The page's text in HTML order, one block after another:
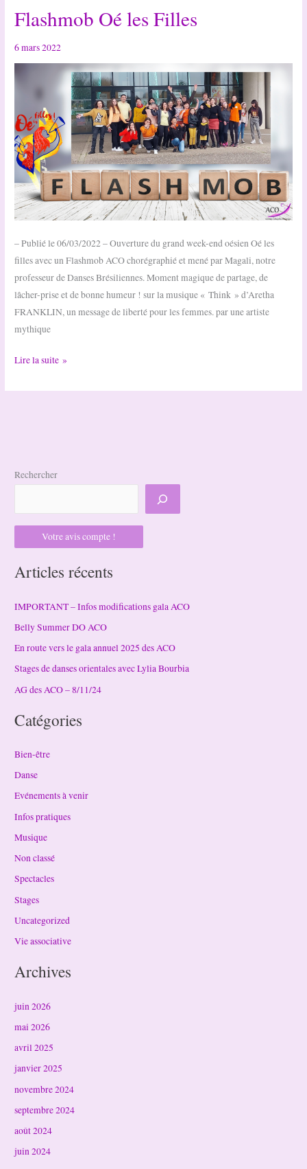
sur
le
Flashmob
d’Oé
les
!
Flashmob Oé les Filles
6 mars 2022
– Publié le 06/03/2022 – Ouverture du grand week-end oésien Oé les
filles avec un Flashmob ACO chorégraphié et mené par Magali, notre
professeur de Danses Brésiliennes. Moment magique de partage, de
lâcher-prise et de bonne humeur ! sur la musique « Think » d’Aretha
FRANKLIN, un message de liberté pour les femmes. par une artiste
mythique
Flashmob
les
Lire la suite »
Rechercher
Votre avis compte !
Articles récents
IMPORTANT – Infos modifications gala ACO
Belly Summer DO ACO
En route vers le gala annuel 2025 des ACO
Stages de danses orientales avec Lylia Bourbia
AG des ACO – 8/11/24
Catégories
Bien-être
Danse
Evénements à venir
Infos pratiques
Musique
Non classé
Spectacles
Stages
Uncategorized
Vie associative
Archives
juin 2026
mai 2026
avril 2025
janvier 2025
novembre 2024
septembre 2024
août 2024
juin 2024